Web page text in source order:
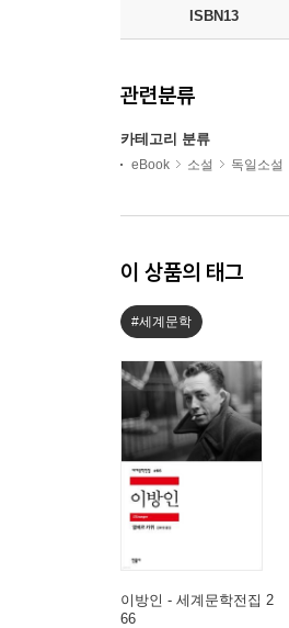
ISBN13
관련분류
카테고리 분류
eBook 소설 독일소설
이 상품의 태그
#세계문학
이방인 - 세계문학전집 2
66